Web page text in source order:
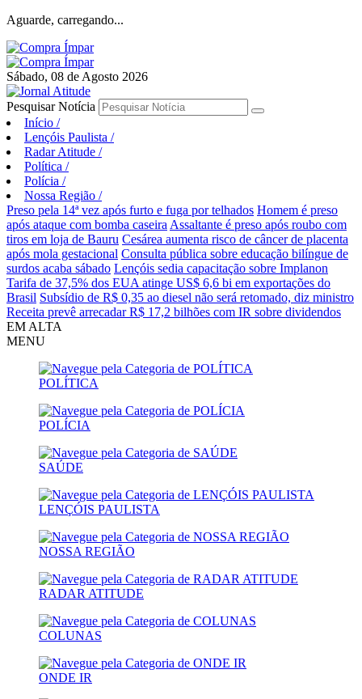
Aguarde, carregando...
Sábado, 08 de Agosto 2026
Pesquisar Notícia
Início /
Lençóis Paulista /
Radar Atitude /
Política /
Polícia /
Nossa Região /
Preso pela 14ª vez após furto e fuga por telhados Homem é preso
após ataque com bomba caseira Assaltante é preso após roubo com
tiros em loja de Bauru Cesárea aumenta risco de câncer de placenta
após mola gestacional Consulta pública sobre educação bilíngue de
surdos acaba sábado Lençóis sedia capacitação sobre Implanon
Tarifa de 37,5% dos EUA atinge US$ 6,6 bi em exportações do
Brasil Subsídio de R$ 0,35 ao diesel não será retomado, diz ministro
Receita prevê arrecadar R$ 17,2 bilhões com IR sobre dividendos
EM ALTA
MENU
POLÍTICA
POLÍCIA
SAÚDE
LENÇÓIS PAULISTA
NOSSA REGIÃO
RADAR ATITUDE
COLUNAS
ONDE IR